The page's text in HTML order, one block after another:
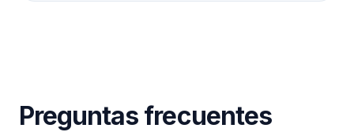
Preguntas frecuentes